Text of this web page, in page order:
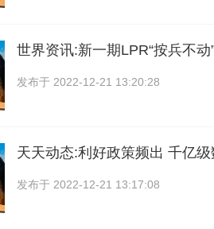
世界资讯:新一期LPR“按兵不动
发布于 2022-12-21 13:20:28
天天动态:利好政策频出 千亿
发布于 2022-12-21 13:17:08